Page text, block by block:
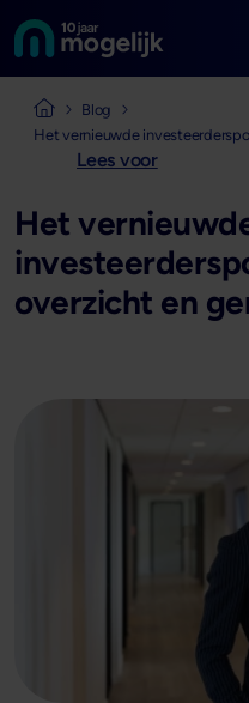
Naar de homepage van
Naar de homepage van
Blog
Het vernieuwde
Lees voor
Het
overzicht en